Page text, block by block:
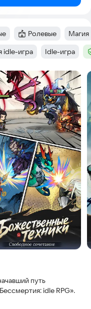
Категория:
Ролевые Тег:
Магия
idle-игра Тег:
Idle-игра
путь
idle RPG».